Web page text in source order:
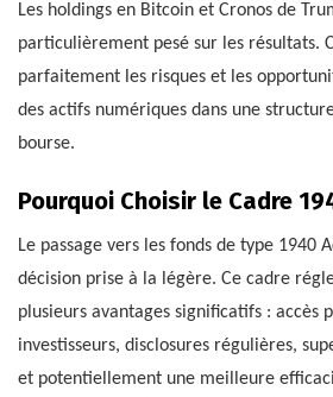
Les holdings en Bitcoin et Cronos de
particulièrement pesé sur les résultats.
parfaitement les risques et les
des actifs numériques dans une
bourse.
Pourquoi Choisir le Cadre
Le passage vers les fonds de type 1940
décision prise à la légère. Ce cadre
plusieurs avantages significatifs : accès
investisseurs, disclosures régulières,
et potentiellement une meilleure